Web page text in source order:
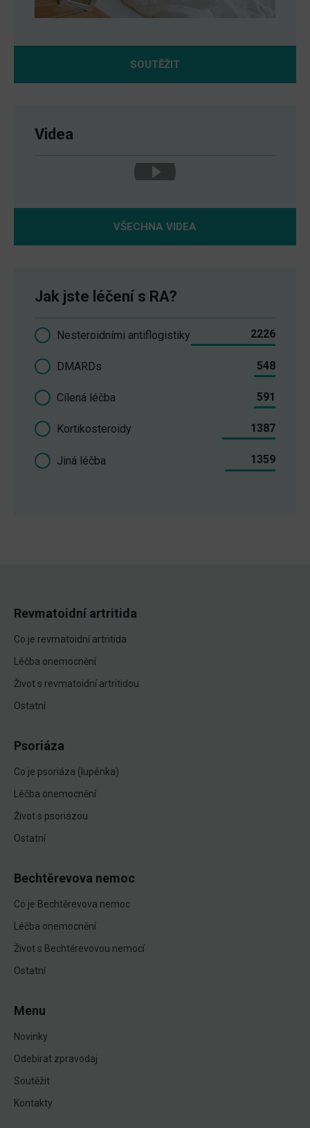
SOUTĚŽIT
Videa
VŠECHNA VIDEA
Jak jste léčení s RA?
Nesteroidními antiflogistiky 2226
DMARDs 548
Cílená léčba 591
Kortikosteroidy 1387
Jiná léčba 1359
Revmatoidní artritida
Co je revmatoidní artritida
Léčba onemocnění
Život s revmatoidní artritidou
Ostatní
Psoriáza
Co je psoriáza (lupénka)
Léčba onemocnění
Život s psoriázou
Ostatní
Bechtěrevova nemoc
Co je Bechtěrevova nemoc
Léčba onemocnění
Život s Bechtěrevovou nemocí
Ostatní
Menu
Novinky
Odebírat zpravodaj
Soutěžit
Kontakty